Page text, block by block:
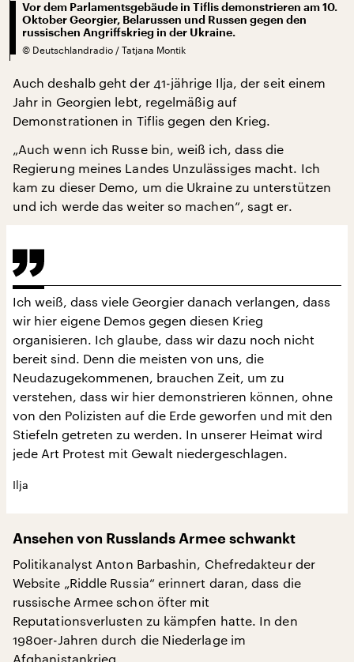
Vor dem Parlamentsgebäude in Tiflis demonstrieren am 10.
Oktober Georgier, Belarussen und Russen gegen den
russischen Angriffskrieg in der Ukraine.
© Deutschlandradio / Tatjana Montik
Auch deshalb geht der 41-jährige Ilja, der seit einem
Jahr in Georgien lebt, regelmäßig auf
Demonstrationen in Tiflis gegen den Krieg.
„Auch wenn ich Russe bin, weiß ich, dass die
Regierung meines Landes Unzulässiges macht. Ich
kam zu dieser Demo, um die Ukraine zu unterstützen
und ich werde das weiter so machen“, sagt er.
Ich weiß, dass viele Georgier danach verlangen, dass
wir hier eigene Demos gegen diesen Krieg
organisieren. Ich glaube, dass wir dazu noch nicht
bereit sind. Denn die meisten von uns, die
Neudazugekommenen, brauchen Zeit, um zu
verstehen, dass wir hier demonstrieren können, ohne
von den Polizisten auf die Erde geworfen und mit den
Stiefeln getreten zu werden. In unserer Heimat wird
jede Art Protest mit Gewalt niedergeschlagen.
Ilja
Ansehen von Russlands Armee schwankt
Politikanalyst Anton Barbashin, Chefredakteur der
Website „Riddle Russia“ erinnert daran, dass die
russische Armee schon öfter mit
Reputationsverlusten zu kämpfen hatte. In den
1980er-Jahren durch die Niederlage im
Afghanistankrieg.